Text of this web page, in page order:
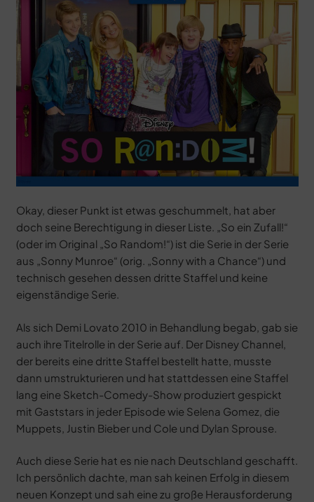
Okay, dieser Punkt ist etwas geschummelt, hat aber
doch seine Berechtigung in dieser Liste. „So ein Zufall!“
(oder im Original „So Random!“) ist die Serie in der Serie
aus „Sonny Munroe“ (orig. „Sonny with a Chance“) und
technisch gesehen dessen dritte Staffel und keine
eigenständige Serie.
Als sich Demi Lovato 2010 in Behandlung begab, gab sie
auch ihre Titelrolle in der Serie auf. Der Disney Channel,
der bereits eine dritte Staffel bestellt hatte, musste
dann umstrukturieren und hat stattdessen eine Staffel
lang eine Sketch-Comedy-Show produziert gespickt
mit Gaststars in jeder Episode wie Selena Gomez, die
Muppets, Justin Bieber und Cole und Dylan Sprouse.
Auch diese Serie hat es nie nach Deutschland geschafft.
Ich persönlich dachte, man sah keinen Erfolg in diesem
neuen Konzept und sah eine zu große Herausforderung